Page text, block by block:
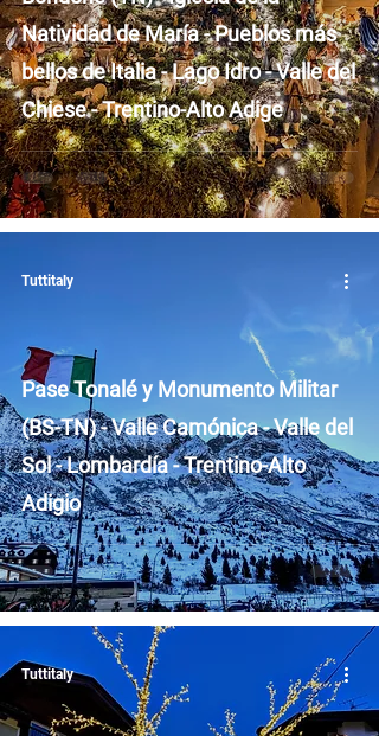
Natividad de María - Pueblos más
bellos de Italia - Lago Idro - Valle del
Chiese - Trentino-Alto Adige
Pase Tonalé y Monumento Militar
(BS-TN) - Valle Camónica - Valle del
Sol - Lombardía - Trentino-Alto
Adigio
Tuttitaly
Tuttitaly